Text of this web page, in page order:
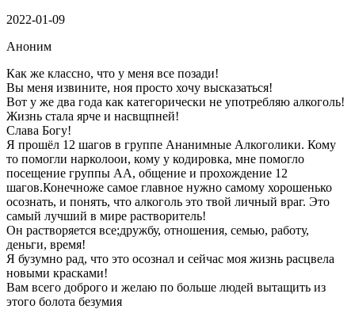
2022-01-09
Аноним
Как же классно, что у меня все позади!
Вы меня извините, ноя просто хочу высказаться!
Вот у же два года как категорически не употребляю алкоголь!
Жизнь стала ярче и насвщпней!
Слава Богу!
Я прошёл 12 шагов в группе Ананимные Алкоголики. Кому
то помогли нарколоои, кому у кодировка, мне помогло
посещение группы АА, общение и прохождение 12
шагов.Конечноже самое главное нужно самому хорошенько
осознать, и понять, что алкоголь это твой личный враг. Это
самый лучший в мире растворитель!
Он растворяется все;дружбу, отношения, семью, работу,
деньги, время!
Я бузумно рад, что это осознал и сейчас моя жизнь расцвела
новыми красками!
Вам всего доброго и желаю по больше людей вытащить из
этого болота безумия